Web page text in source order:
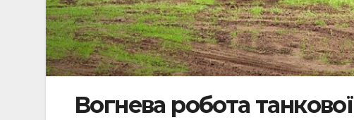
Вогнева робота